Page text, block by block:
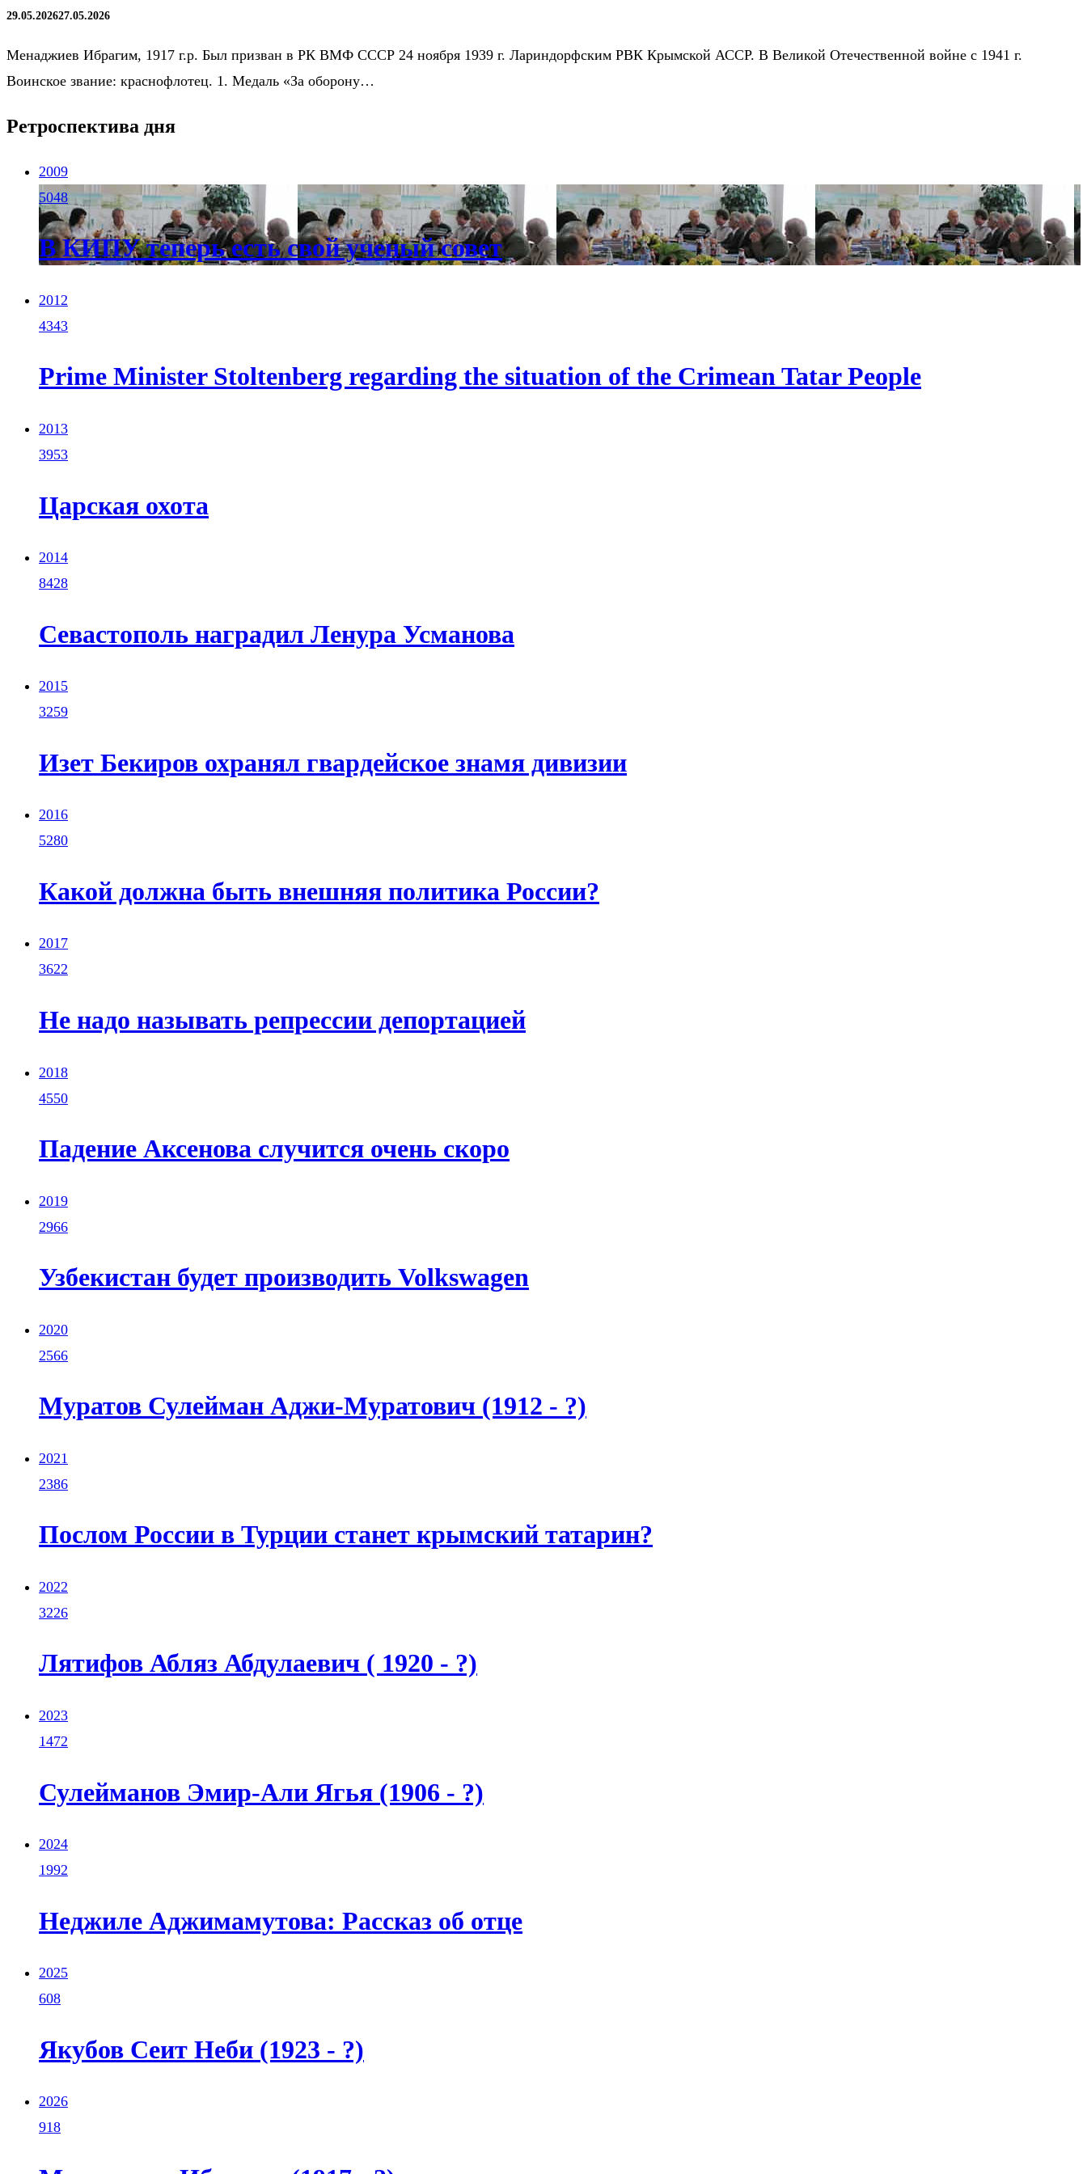
29.05.202627.05.2026
Менаджиев Ибрагим, 1917 г.р. Был призван в РК ВМФ СССР 24 ноября 1939 г. Лариндорфским РВК Крымской АССР. В Великой Отечественной войне с 1941 г.
Воинское звание: краснофлотец. 1. Медаль «За оборону…
Ретроспектива дня
2009
5048
В КИПУ теперь есть свой ученый совет
2012
4343
Prime Minister Stoltenberg regarding the situation of the Crimean Tatar People
2013
3953
Царская охота
2014
8428
Севастополь наградил Ленура Усманова
2015
3259
Изет Бекиров охранял гвардейское знамя дивизии
2016
5280
Какой должна быть внешняя политика России?
2017
3622
Не надо называть репрессии депортацией
2018
4550
Падение Аксенова случится очень скоро
2019
2966
Узбекистан будет производить Volkswagen
2020
2566
Муратов Сулейман Аджи-Муратович (1912 - ?)
2021
2386
Послом России в Турции станет крымский татарин?
2022
3226
Лятифов Абляз Абдулаевич ( 1920 - ?)
2023
1472
Сулейманов Эмир-Али Ягья (1906 - ?)
2024
1992
Неджиле Аджимамутова: Рассказ об отце
2025
608
Якубов Сеит Неби (1923 - ?)
2026
918